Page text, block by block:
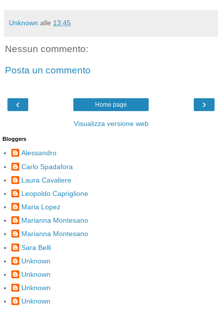
Unknown alle 13:45
Nessun commento:
Posta un commento
‹ ›
Home page
Visualizza versione web
Bloggers
Alessandro
Carlo Spadafora
Laura Cavaliere
Leopoldo Capriglione
Maria Lopez
Marianna Montesano
Marianna Montesano
Sara Belli
Unknown
Unknown
Unknown
Unknown